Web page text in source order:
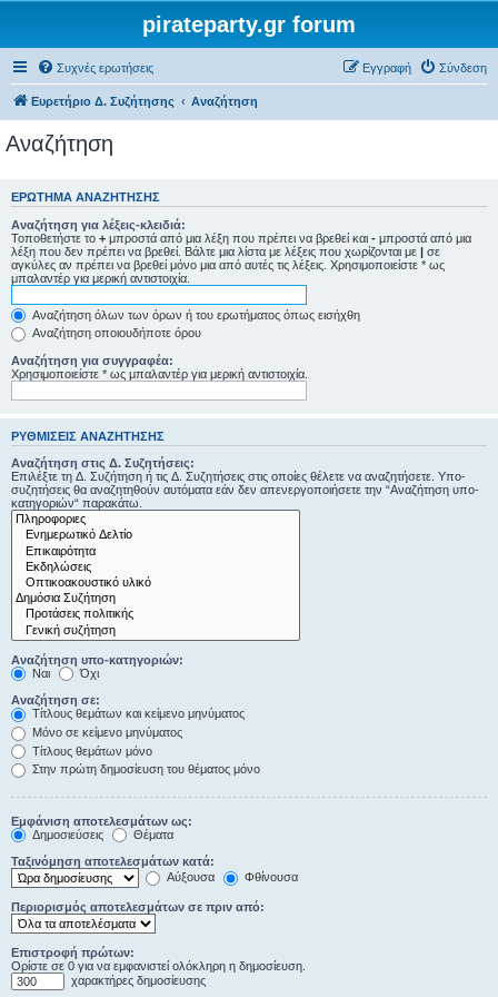
pirateparty.gr forum
Συχνές ερωτήσεις Σύνδεση
Εγγραφή
Ευρετήριο Δ. Συζήτησης Αναζήτηση
Αναζήτηση
ΕΡΏΤΗΜΑ ΑΝΑΖΉΤΗΣΗΣ
Αναζήτηση για λέξεις-κλειδιά:
Τοποθετήστε το + μπροστά από μια λέξη που πρέπει να βρεθεί και - μπροστά από μια
λέξη που δεν πρέπει να βρεθεί. Βάλτε μια λίστα με λέξεις που χωρίζονται με | σε
αγκύλες αν πρέπει να βρεθεί μόνο μια από αυτές τις λέξεις. Χρησιμοποιείστε * ως
μπαλαντέρ για μερική αντιστοιχία.
Αναζήτηση όλων των όρων ή του ερωτήματος όπως εισήχθη
Αναζήτηση οποιουδήποτε όρου
Αναζήτηση για συγγραφέα:
Χρησιμοποιείστε * ως μπαλαντέρ για μερική αντιστοιχία.
ΡΥΘΜΊΣΕΙΣ ΑΝΑΖΉΤΗΣΗΣ
Αναζήτηση στις Δ. Συζητήσεις:
Επιλέξτε τη Δ. Συζήτηση ή τις Δ. Συζητήσεις στις οποίες θέλετε να αναζητήσετε. Υπο-
συζητήσεις θα αναζητηθούν αυτόματα εάν δεν απενεργοποιήσετε την “Αναζήτηση υπο-
κατηγοριών“ παρακάτω.
Αναζήτηση υπο-κατηγοριών:
Ναι
Όχι
Αναζήτηση σε:
Τίτλους θεμάτων και κείμενο μηνύματος
Μόνο σε κείμενο μηνύματος
Τίτλους θεμάτων μόνο
Στην πρώτη δημοσίευση του θέματος μόνο
Εμφάνιση αποτελεσμάτων ως:
Δημοσιεύσεις
Θέματα
Ταξινόμηση αποτελεσμάτων κατά:
Αύξουσα
Φθίνουσα
Περιορισμός αποτελεσμάτων σε πριν από:
Επιστροφή πρώτων:
Ορίστε σε 0 για να εμφανιστεί ολόκληρη η δημοσίευση.
χαρακτήρες δημοσίευσης